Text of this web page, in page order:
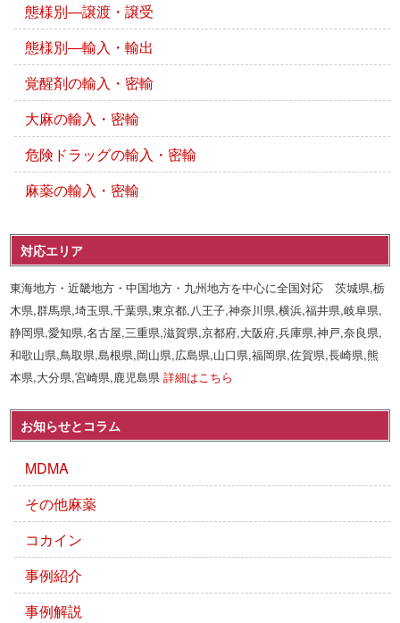
態様別―譲渡・譲受
態様別―輸入・輸出
覚醒剤の輸入・密輸
大麻の輸入・密輸
危険ドラッグの輸入・密輸
麻薬の輸入・密輸
対応エリア
東海地方・近畿地方・中国地方・九州地方を中心に全国対応 茨城県,栃
木県,群馬県,埼玉県,千葉県,東京都,八王子,神奈川県,横浜,福井県,岐阜県,
静岡県,愛知県,名古屋,三重県,滋賀県,京都府,大阪府,兵庫県,神戸,奈良県,
和歌山県,鳥取県,島根県,岡山県,広島県,山口県,福岡県,佐賀県,長崎県,熊
本県,大分県,宮崎県,鹿児島県詳細はこちら
お知らせとコラム
MDMA
その他麻薬
コカイン
事例紹介
事例解説